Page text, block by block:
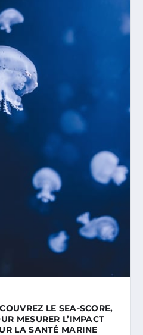
LE SEA-SCORE,
MESURER L’IMPACT
LA SANTÉ MARINE